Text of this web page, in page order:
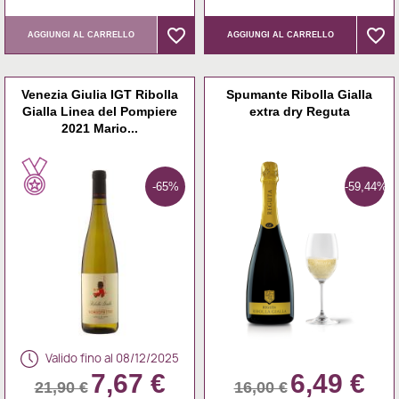
AGGIUNGI AL CARRELLO favorite_border
favorite_border AGGIUNGI AL CARRELLO favorite_border
favorite_border
Venezia Giulia IGT Ribolla
Gialla Linea del Pompiere
2021 Mario...
-65%
Valido fino al 08/12/2025
21,90 € 7,67 €
Spumante Ribolla Gialla
extra dry Reguta
-59,44%
16,00 € 6,49 €